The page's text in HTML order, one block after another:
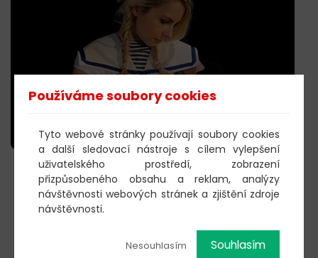
603 805 271
Používáme soubory cookies
Tyto webové stránky používají soubory cookies
a další sledovací nástroje s cílem vylepšení
uživatelského prostředí, zobrazení
přizpůsobeného obsahu a reklam, analýzy
návštěvnosti webových stránek a zjištění zdroje
návštěvnosti.
Nesouhlasím Souhlasím